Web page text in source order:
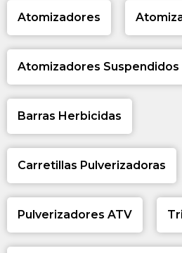
Atomizadores
Atomizadores Suspendidos
Barras Herbicidas
Carretillas Pulverizadoras
Pulverizadores ATV